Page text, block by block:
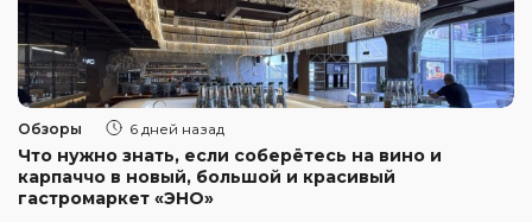
Обзоры 6 дней назад
Что нужно знать, если соберётесь на вино и
карпаччо в новый, большой и красивый
гастромаркет «ЭНО»